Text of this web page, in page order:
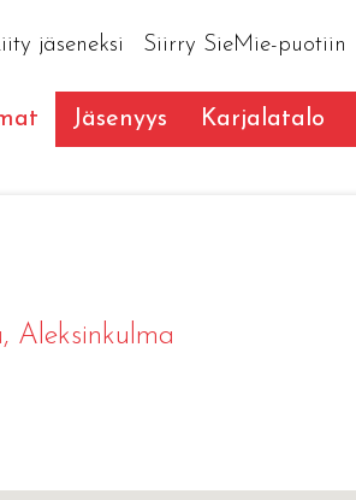
jäseneksi Siirry SieMie-puotiin
Jäsenyys Karjalatalo
, Aleksinkulma